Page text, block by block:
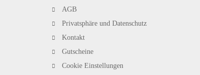
AGB
Privatsphäre und Datenschutz
Kontakt
Gutscheine
Cookie Einstellungen